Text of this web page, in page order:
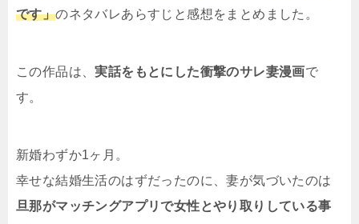
です」のネタバレあらすじと感想をまとめました。
この作品は、実話をもとにした衝撃のサレ妻漫画で
す。
新婚わずか1ヶ月。
幸せな結婚生活のはずだったのに、妻が気づいたのは
旦那がマッチングアプリで女性とやり取りしている事